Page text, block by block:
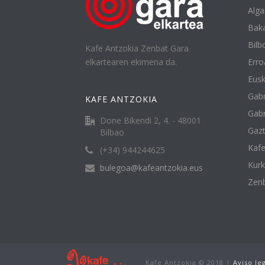
Kafe Antzokia Zenbat Gara
elkartearen ekimena da.
KAFE ANTZOKIA
Done Bikendi 2, 4. - 48001
Bilbao
(+34) 944244625
bulegoa@kafeantzokia.eus
Kafe Antzokia © 2018 | Aviso